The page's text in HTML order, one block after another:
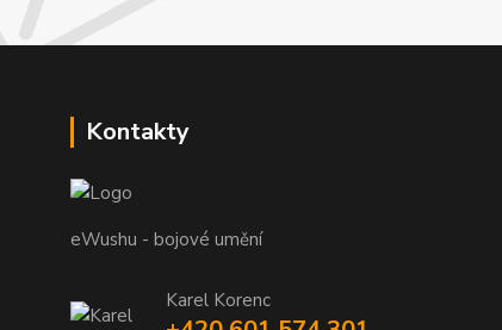
Kontakty
eWushu - bojové umění
Karel Korenc